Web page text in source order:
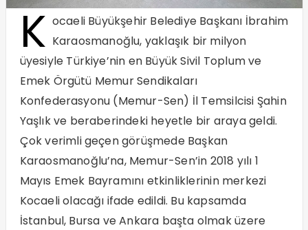
K ocaeli Büyükşehir Belediye Başkanı İbrahim
Karaosmanoğlu, yaklaşık bir milyon
üyesiyle Türkiye’nin en Büyük Sivil Toplum ve
Emek Örgütü Memur Sendikaları
Konfederasyonu (Memur-Sen) İl Temsilcisi Şahin
Yaşlık ve beraberindeki heyetle bir araya geldi.
Çok verimli geçen görüşmede Başkan
Karaosmanoğlu’na, Memur-Sen’in 2018 yılı 1
Mayıs Emek Bayramını etkinliklerinin merkezi
Kocaeli olacağı ifade edildi. Bu kapsamda
İstanbul, Bursa ve Ankara başta olmak üzere